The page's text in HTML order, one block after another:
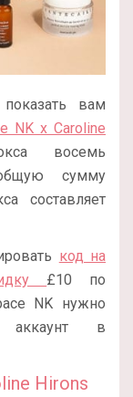
вам
NK x Caroline
восемь
сумму
составляет
код на
£10 по
NK нужно
аккаунт в
Hirons